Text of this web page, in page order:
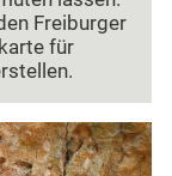
Freiburger
für